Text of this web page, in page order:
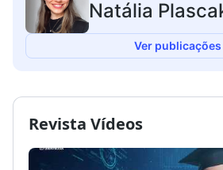
Natália
Ver publicações
Revista Vídeos